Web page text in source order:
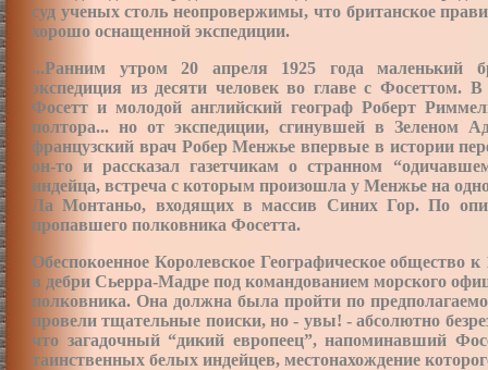
суд ученых столь неопровержимы, что британское
хорошо оснащенной экспедиции.
...Ранним утром 20 апреля 1925 года маленький
экспедиция из десяти человек во главе с Фосеттом.
Фосетт и молодой английский географ Роберт
полтора... но от экспедиции, сгинувшей в Зеленом
французский врач Робер Менжье впервые в истории
он-то и рассказал газетчикам о странном
индейца, встреча с которым произошла у Менжье на
Ла Монтаньо, входящих в массив Синих Гор. По
пропавшего полковника Фосетта.
Обеспокоенное Королевское Географическое общество
в дебри Сьерра-Мадре под командованием морского
полковника. Она должна была пройти по
провели тщательные поиски, но - увы! - абсолютно
что загадочный “дикий европеец”, напоминавший
таинственных белых индейцев, местонахождение